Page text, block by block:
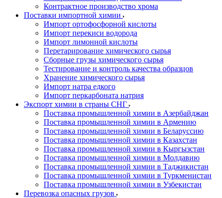
Контрактное производство хрома
Поставки импортной химии
Импорт ортофосфорной кислоты
Импорт перекиси водорода
Импорт лимонной кислоты
Перетарирование химического сырья
Сборные грузы химического сырья
Тестирование и контроль качества образцов
Хранение химического сырья
Импорт натра едкого
Импорт перкарбоната натрия
Экспорт химии в страны СНГ
Поставка промышленной химии в Азербайджан
Поставка промышленной химии в Армению
Поставка промышленной химии в Беларуссию
Поставка промышленной химии в Казахстан
Поставка промышленной химии в Кыргызстан
Поставка промышленной химии в Молдавию
Поставка промышленной химии в Таджикистан
Поставка промышленной химии в Туркменистан
Поставка промышленной химии в Узбекистан
Перевозка опасных грузов